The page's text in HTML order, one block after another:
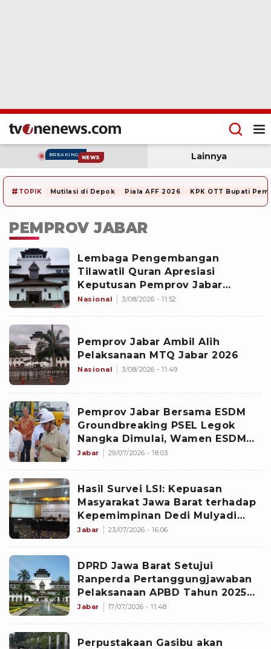
BREAKING NEWS Lainnya
# TOPIK Mutilasi di Depok Piala AFF 2026 KPK OTT Bupati
PEMPROV JABAR
Lembaga Pengembangan
Tilawatil Quran Apresiasi
Keputusan Pemprov Jabar
Selenggarakan Langsung MTQ
Nasional 3/08/2026 - 11:52
Pemprov Jabar Ambil Alih
Pelaksanaan MTQ Jabar 2026
Nasional 3/08/2026 - 11:49
Pemprov Jabar Bersama ESDM
Groundbreaking PSEL Legok
Nangka Dimulai, Wamen ESDM
Targetkan Beroperasi pada 2029
Jabar 29/07/2026 - 18:03
Hasil Survei LSI: Kepuasan
Masyarakat Jawa Barat terhadap
Kepemimpinan Dedi Mulyadi
Capai 95 Persen
Jabar 23/07/2026 - 16:06
DPRD Jawa Barat Setujui
Ranperda Pertanggungjawaban
Pelaksanaan APBD Tahun 2025
Menjadi Perda
Jabar 17/07/2026 - 11:48
Perpustakaan Gasibu akan